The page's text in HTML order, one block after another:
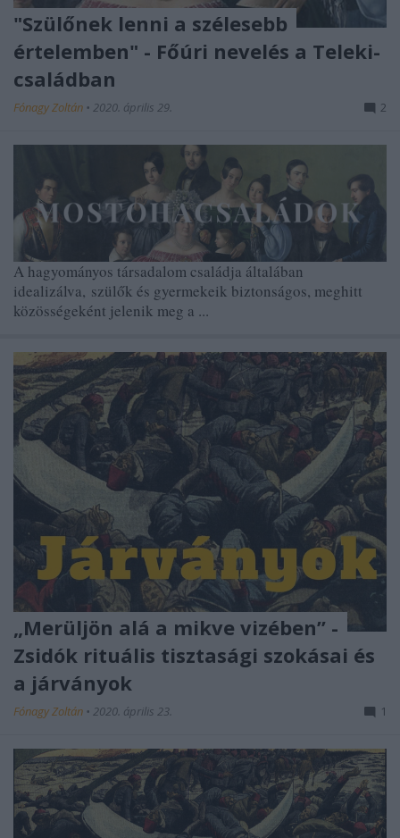
"Szülőnek lenni a szélesebb
értelemben" - Főúri nevelés a Teleki-
családban
Fónagy Zoltán • 2020. április 29. 2
A hagyományos társadalom családja általában
idealizálva, szülők és gyermekeik biztonságos, meghitt
közösségeként jelenik meg a ...
„Merüljön alá a mikve vizében” -
Zsidók rituális tisztasági szokásai és
a járványok
Fónagy Zoltán • 2020. április 23. 1